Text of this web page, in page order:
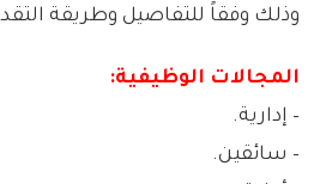
وذلك وفقاً للتفاصيل وطريقة
المجالات الوظيفية:
– إدارية.
– سائقين.